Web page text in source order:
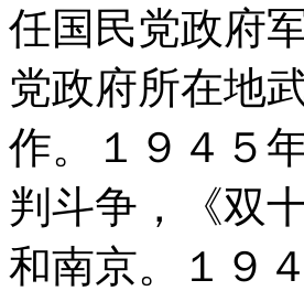
任国民党政府
党政府所在地
作。１９４５
判斗争，《双
和南京。１９